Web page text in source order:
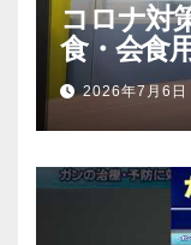
コロナ対
食・会食
（マスク
放送のＴ
2026年7月6日